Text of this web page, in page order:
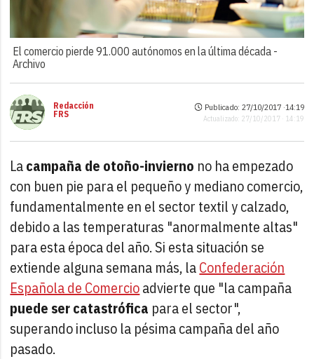
El comercio pierde 91.000 autónomos en la última década -
Archivo
Redacción
FRS
Publicado: 27/10/2017 ·14:19
Actualizado: 27/10/2017 · 14:19
Lacampaña de otoño-invierno no ha empezado
con buen pie para el pequeño y mediano comercio,
fundamentalmente en el sector textil y calzado,
debido a las temperaturas "anormalmente altas"
para esta época del año. Si esta situación se
extiende alguna semana más, laConfederación
Española de Comercioadvierte que "la campaña
puede ser catastrófica para el sector",
superando incluso la pésima campaña del año
pasado.